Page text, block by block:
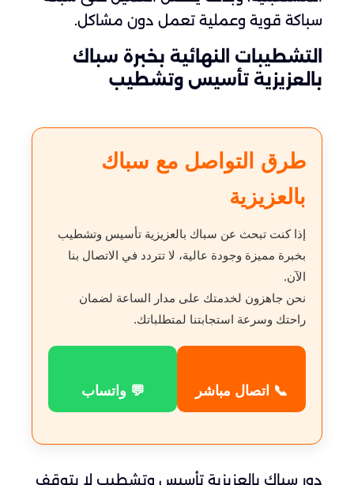
سباكة قوية وعملية تعمل دون مشاكل.
التشطيبات النهائية بخبرة سباك
بالعزيزية تأسيس وتشطيب
طرق التواصل مع سباك
بالعزيزية
إذا كنت تبحث عن سباك بالعزيزية تأسيس وتشطيب
بخبرة مميزة وجودة عالية، لا تتردد في الاتصال بنا
الآن.
نحن جاهزون لخدمتك على مدار الساعة لضمان
راحتك وسرعة استجابتنا لمتطلباتك.
📞 اتصال مباشر 💬 واتساب
دور سباك بالعزيزية تأسيس وتشطيب لا يتوقف